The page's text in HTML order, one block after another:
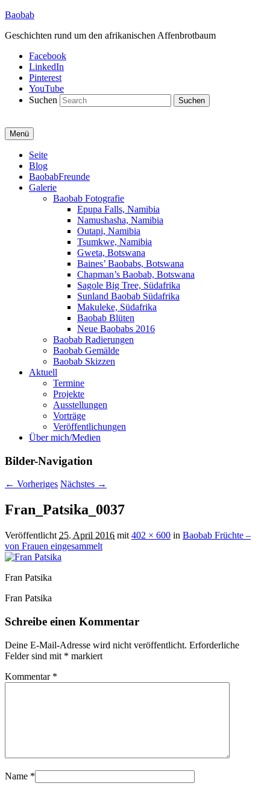
Baobab
Geschichten rund um den afrikanischen Affenbrotbaum
Facebook
LinkedIn
Pinterest
YouTube
Suchen
Menü
Primäres
Menü
Seite
Blog
BaobabFreunde
Galerie
Baobab Fotografie
Epupa Falls, Namibia
Namushasha, Namibia
Outapi, Namibia
Tsumkwe, Namibia
Gweta, Botswana
Baines’ Baobabs, Botswana
Chapman’s Baobab, Botswana
Sagole Big Tree, Südafrika
Sunland Baobab Südafrika
Makuleke, Südafrika
Baobab Blüten
Neue Baobabs 2016
Baobab Radierungen
Baobab Gemälde
Baobab Skizzen
Aktuell
Termine
Projekte
Ausstellungen
Vorträge
Veröffentlichungen
Über mich/Medien
Bilder-Navigation
← Vorheriges Nächstes →
Fran_Patsika_0037
Veröffentlicht 25. April 2016 mit 402 × 600 in Baobab Früchte –
von Frauen eingesammelt
Fran Patsika
Fran Patsika
Schreibe einen Kommentar
Deine E-Mail-Adresse wird nicht veröffentlicht. Erforderliche
Felder sind mit * markiert
Kommentar *
Name *